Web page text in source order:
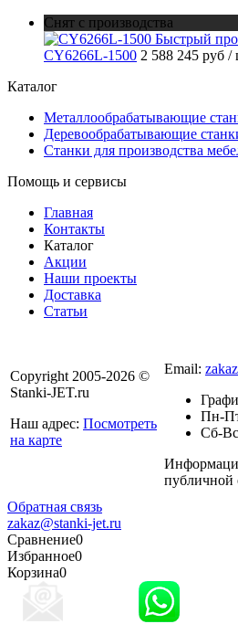
Снят с производства
Быстрый
CY6266L-1500 2 588 245 руб /
Каталог
Металлообрабатывающие
Деревообрабатывающие
Станки для производства
Помощь и сервисы
Главная
Контакты
Каталог
Акции
Наши проекты
Доставка
Статьи
Copyright 2005-2026 ©
Stanki-JET.ru
Наш адрес: Посмотреть
на карте
Email:
Пн-
Сб-
публичной
Обратная связь
zakaz@stanki-jet.ru
Сравнение0
Избранное0
Корзина0